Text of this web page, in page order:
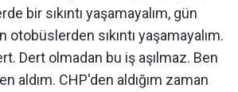
bir sıkıntı yaşamayalım, gün
otobüslerden sıkıntı yaşamayalım.
Dert olmadan bu iş aşılmaz. Ben
aldım. CHP'den aldığım zaman